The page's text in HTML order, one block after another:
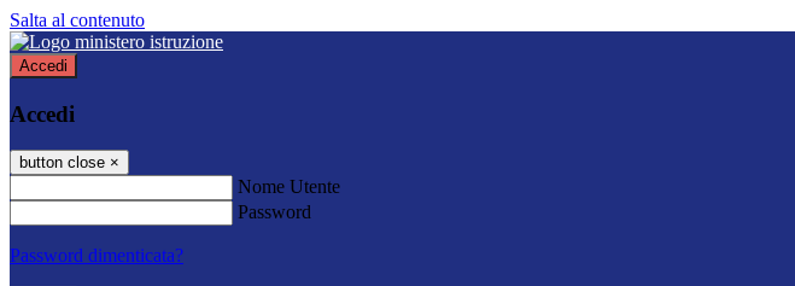
Salta al contenuto
Accedi
Accedi
button close ×
Nome Utente
Password
Password dimenticata?